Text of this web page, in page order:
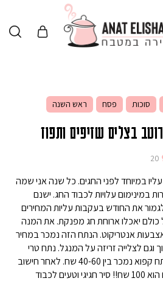
סוכות פסח ראש השנה
בצלים שזיפים ותפוז
20
עליו במיוחד לפני החגים. כל שנה אני שמה
במינימום עלויות לכבוד החג. ישנם
את החודש בעקבות עליות המחירים
יאכלו ארוחת חג מפנקת. את המנה
אנטריקוט. הנתח הזה נמכר במחיר
וגם לצלייה זריזה על המנגל. נתח טרי
נמכר בין 65-80 שח לק״ג ונתח קפוא נמכר בין 40-60 שח. לאחר חישוב
מהיר, עלות הסיר ל 5 סועדים הוא 100 שח!! סיר חגיגי וטעים לכבוד